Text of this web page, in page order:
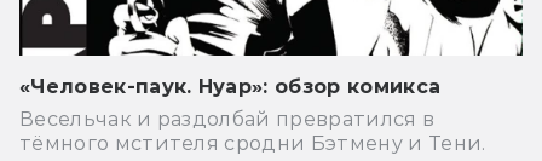
«Человек-паук. Нуар»: обзор комикса
Весельчак и раздолбай превратился в
тёмного мстителя сродни Бэтмену и Тени.